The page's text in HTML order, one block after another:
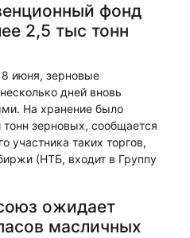
фонд
2,5 тыс тонн
июня, зерновые
дней вновь
На хранение было
зерновых, сообщается
участника таких торгов,
(НТБ, входит в Группу
ожидает
масличных